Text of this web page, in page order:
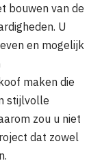
bouwen van de
U
en mogelijk
maken die
stijlvolle
zou u niet
dat zowel